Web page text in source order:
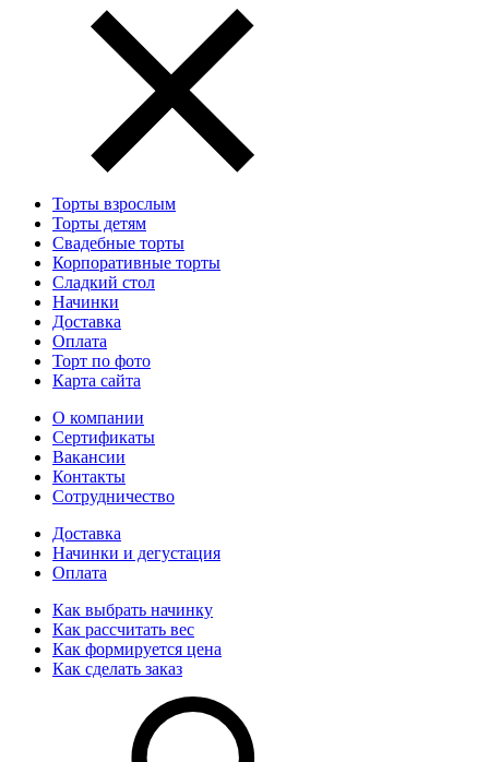
Торты взрослым
Торты детям
Свадебные торты
Корпоративные торты
Сладкий стол
Начинки
Доставка
Оплата
Торт по фото
Карта сайта
О компании
Сертификаты
Вакансии
Контакты
Сотрудничество
Доставка
Начинки и дегустация
Оплата
Как выбрать начинку
Как рассчитать вес
Как формируется цена
Как сделать заказ